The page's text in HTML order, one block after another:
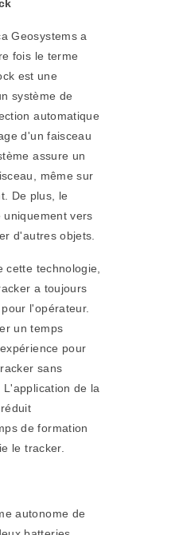
Geosystems a
fois le terme
est une
système de
automatique
d'un faisceau
assure un
même sur
De plus, le
vers
d'autres objets.
cette technologie,
a toujours
l'opérateur.
un temps
pour
sans
de la
de formation
le tracker.
autonome de